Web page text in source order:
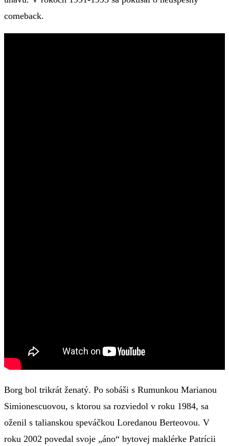
comeback.
Borg bol trikrát ženatý. Po sobáši s Rumunkou Marianou
Simionescuovou, s ktorou sa rozviedol v roku 1984, sa
oženil s talianskou speváčkou Loredanou Berteovou. V
roku 2002 povedal svoje „áno“ bytovej maklérke Patrícii